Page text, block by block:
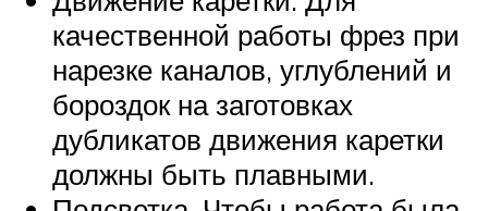
качественной работы фрез при
нарезке каналов, углублений и
бороздок на заготовках
дубликатов движения каретки
должны быть плавными.